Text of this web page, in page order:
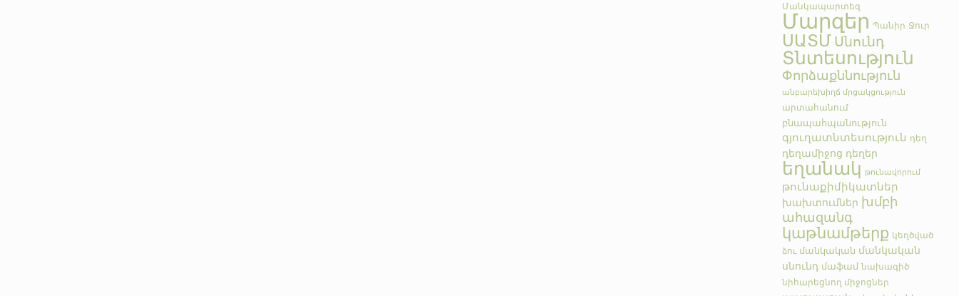
Մանկապարտեզ
Մարզեր Պանիր Ջուր
ՍԱՏՄ Սնունդ
Տնտեսություն
Փորձաքննություն
անբարեխիղճ մրցակցություն
արտահանում
բնապահպանություն
գյուղատնտեսություն դեղ
դեղամիջոց դեղեր
եղանակ թունավորում
թունաքիմիկատներ
խախտումներ խմբի
ահազանգ
կաթնամթերք կեղծված
ձու մանկական մանկական
սնունդ մաֆամ նախագիծ
նիհարեցնող միջոցներ